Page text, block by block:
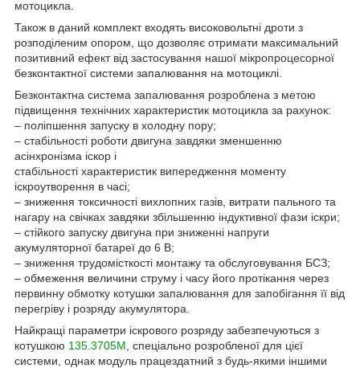
мотоцикла.
Також в даний комплект входять високовольтні дроти з
розподіленим опором, що дозволяє отримати максимальний
позитивний ефект від застосування нашої мікропроцесорної
безконтактної системи запалювання на мотоциклі.
Безконтактна система запалювання розроблена з метою
підвищення технічних характеристик мотоцикла за рахунок:
– поліпшення запуску в холодну пору;
– стабільності роботи двигуна завдяки зменшенню
асінхронізма іскор і
стабільності характеристик випередження моменту
іскроутворення в часі;
– зниження токсичності вихлопних газів, витрати пального та
нагару на свічках завдяки збільшенню індуктивної фази іскри;
– стійкого запуску двигуна при зниженні напруги
акумуляторної батареї до 6 В;
– зниження трудомісткості монтажу та обслуговування БСЗ;
– обмеження величини струму і часу його протікання через
первинну обмотку котушки запалювання для запобігання її від
перегріву і розряду акумулятора.
Найкращі параметри іскрового розряду забезпечуються з
котушкою 135.3705М , спеціально розробленої для цієї
системи, однак модуль працездатний з будь-якими іншими